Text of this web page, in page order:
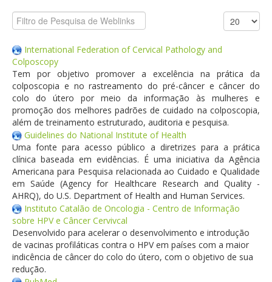
International Federation of Cervical Pathology and
Colposcopy
Tem por objetivo promover a excelência na prática da
colposcopia e no rastreamento do pré-câncer e câncer do
colo do útero por meio da informação às mulheres e
promoção dos melhores padrões de cuidado na colposcopia,
além de treinamento estruturado, auditoria e pesquisa.
Guidelines do National Institute of Health
Uma fonte para acesso público a diretrizes para a prática
clínica baseada em evidências. É uma iniciativa da Agência
Americana para Pesquisa relacionada ao Cuidado e Qualidade
em Saúde (Agency for Healthcare Research and Quality -
AHRQ), do U.S. Department of Health and Human Services.
Instituto Catalão de Oncologia - Centro de Informação
sobre HPV e Câncer Cervivcal
Desenvolvido para acelerar o desenvolvimento e introdução
de vacinas profiláticas contra o HPV em países com a maior
indicência de câncer do colo do útero, com o objetivo de sua
redução.